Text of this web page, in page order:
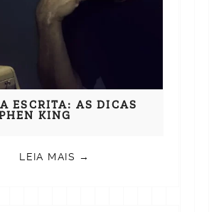
ESCRITA: AS DICAS
KING
LEIA MAIS →